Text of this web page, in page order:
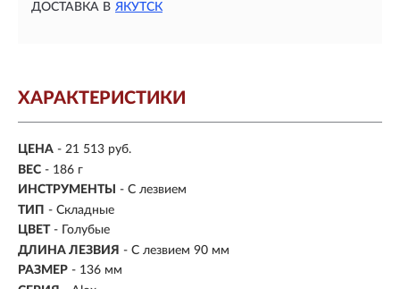
ДОСТАВКА В ЯКУТСК
ХАРАКТЕРИСТИКИ
ЦЕНА - 21 513 руб.
ВЕС - 186 г
ИНСТРУМЕНТЫ
- С лезвием
ТИП - Складные
ЦВЕТ - Голубые
ДЛИНА ЛЕЗВИЯ - С лезвием 90 мм
РАЗМЕР - 136 мм